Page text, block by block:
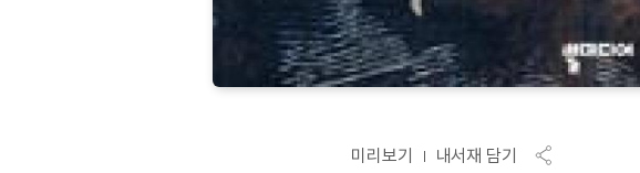
미리보기 내서재 담기